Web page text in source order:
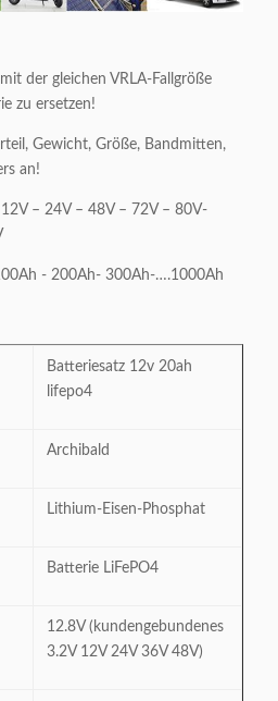
der gleichen VRLA-Fallgröße
zu ersetzen!
Gewicht, Größe, Bandmitten,
an!
– 24V – 48V – 72V – 80V-
- 200Ah- 300Ah-….1000Ah
Batteriesatz 12v 20ah
lifepo4
Archibald
Lithium-Eisen-Phosphat
Batterie LiFePO4
12.8V (kundengebundenes
3.2V 12V 24V 36V 48V)